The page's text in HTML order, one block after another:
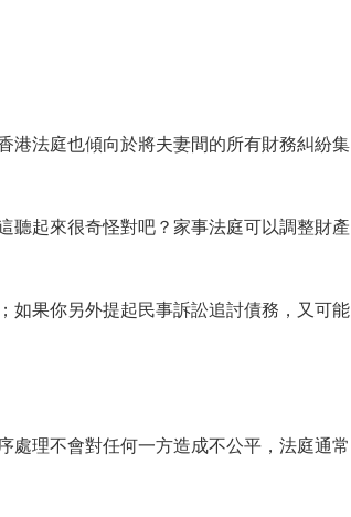
港法庭也傾向於將夫妻間的所有財務糾紛集
聽起來很奇怪對吧？家事法庭可以調整財產
如果你另外提起民事訴訟追討債務，又可能
處理不會對任何一方造成不公平，法庭通常